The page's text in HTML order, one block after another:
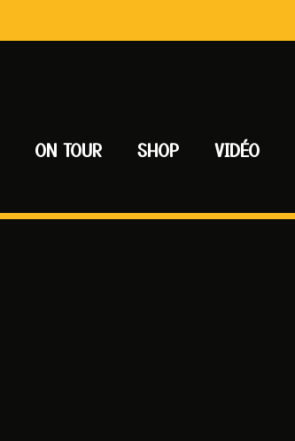
ON TOUR SHOP VIDÉO